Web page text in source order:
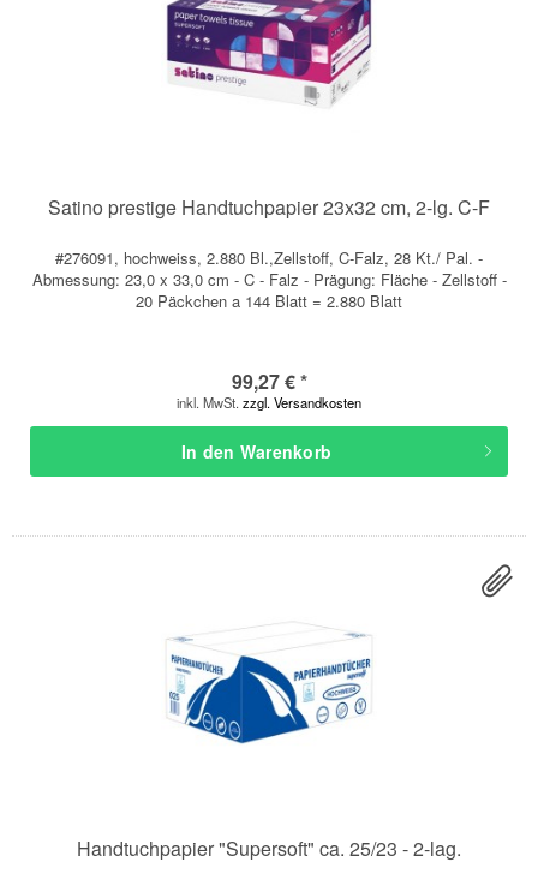
Satino prestige Handtuchpapier 23x32 cm, 2-lg. C-F
#276091, hochweiss, 2.880 Bl.,Zellstoff, C-Falz, 28 Kt./ Pal. -
Abmessung: 23,0 x 33,0 cm - C - Falz - Prägung: Fläche - Zellstoff -
20 Päckchen a 144 Blatt = 2.880 Blatt
99,27 € *
inkl. MwSt. zzgl. Versandkosten
In den Warenkorb
Handtuchpapier "Supersoft" ca. 25/23 - 2-lag.